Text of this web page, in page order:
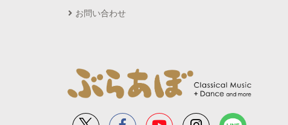
お問い合わせ